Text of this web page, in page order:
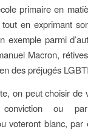
primaire en
tout en exprimant
exemple parmi
Macron,
des préjugés
on peut choisir de
ou
voteront blanc,